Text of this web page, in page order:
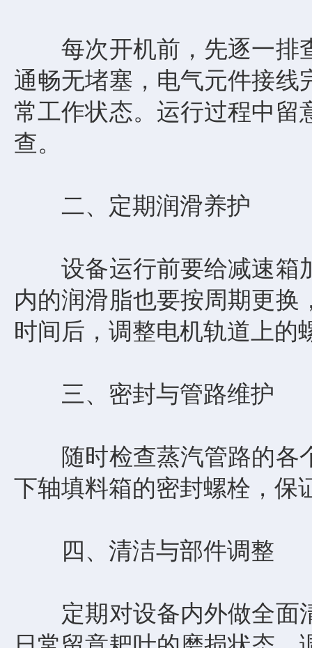
每次开机前，先逐一排查
通畅无堵塞，电气元件接线
常工作状态。运行过程中留
查。
二、定期润滑养护
设备运行前要给减速箱加
内的润滑脂也要按周期更
时间后，调整电机轨道上的
三、密封与管路维护
随时检查蒸汽管路的各个
下轴填料箱的密封螺栓，保
四、清洁与部件调整
定期对设备内外做全面清